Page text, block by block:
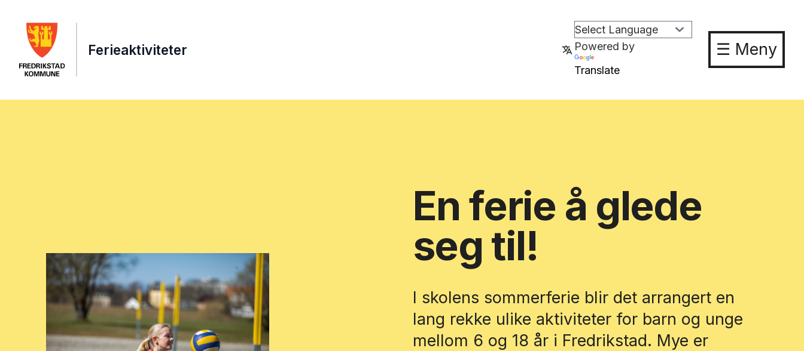
Ferieaktiviteter
Powered by
Translate
☰ Meny
En ferie å glede
seg til!
I skolens sommerferie blir det arrangert en
lang rekke ulike aktiviteter for barn og unge
mellom 6 og 18 år i Fredrikstad. Mye er